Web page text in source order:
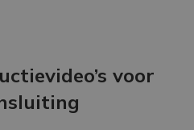
voor